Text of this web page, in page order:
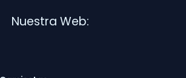
Nuestra Web: